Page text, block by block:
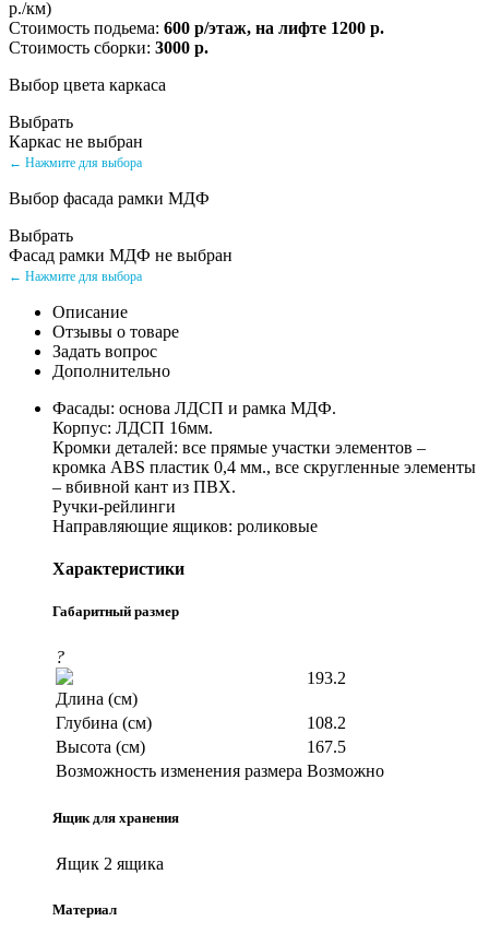
р./км)
Стоимость подьема: 600 р/этаж, на лифте 1200 р.
Стоимость сборки: 3000 р.
Выбор цвета каркаса
Выбрать
Каркас не выбран
← Нажмите для выбора
Выбор фасада рамки МДФ
Выбрать
Фасад рамки МДФ не выбран
← Нажмите для выбора
Описание
Отзывы о товаре
Задать вопрос
Дополнительно
Фасады: основа ЛДСП и рамка МДФ.
Корпус: ЛДСП 16мм.
Кромки деталей: все прямые участки элементов –
кромка ABS пластик 0,4 мм., все скругленные элементы
– вбивной кант из ПВХ.
Ручки-рейлинги
Направляющие ящиков: роликовые
Характеристики
Габаритный размер
?
Длина (см)
193.2
Глубина (см)
108.2
Высота (см)
167.5
Возможность изменения размера Возможно
Ящик для хранения
Ящик 2 ящика
Материал